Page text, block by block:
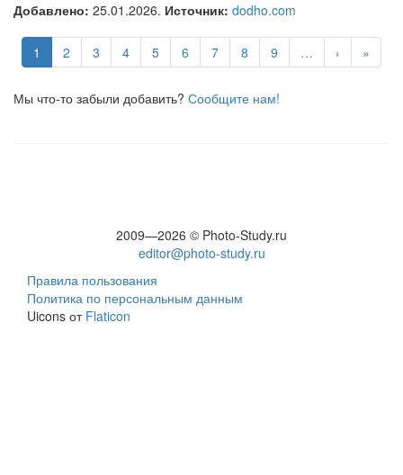
Добавлено: 25.01.2026. Источник: dodho.com
1 2 3 4 5 6 7 8 9 … › »
Мы что-то забыли добавить? Сообщите нам!
2009—2026 © Photo-Study.ru
editor@photo-study.ru
Правила пользования
Политика по персональным данным
Uicons от Flaticon